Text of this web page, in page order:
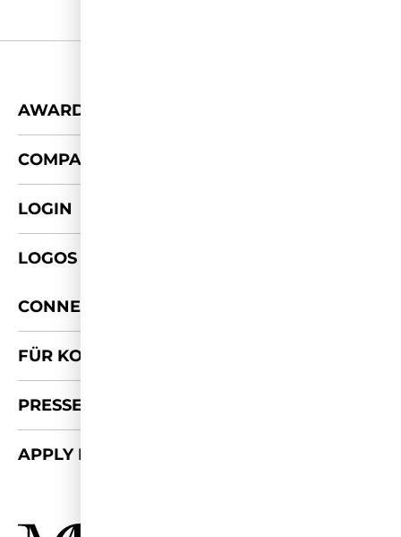
AWARDS
COMPANY
LOGIN
LOGOS & FOTOS
CONNECT
FÜR KOOPERATIONEN
PRESSE-KIT
APPLY FOR 2026/27